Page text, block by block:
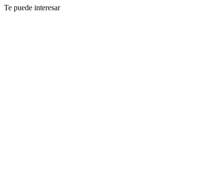
Te puede interesar